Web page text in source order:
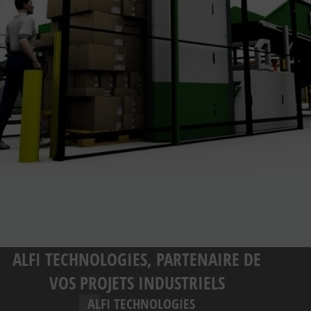
ALFI TECHNOLOGIES, PARTENAIRE DE
VOS PROJETS INDUSTRIELS
ALFI TECHNOLOGIES